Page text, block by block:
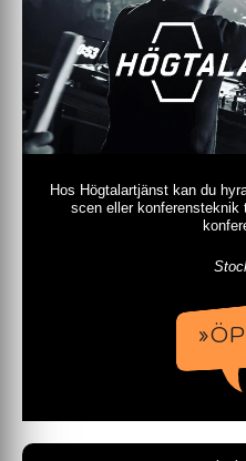
Hos Högtalartjänst kan du
scen eller